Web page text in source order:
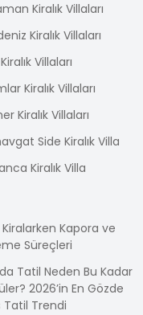
Kiralık Villaları
Kiralık Villaları
Villaları
Kiralık Villaları
Kiralık Villaları
Side Kiralık Villa
Kiralık Villa
Kiralarken Kapora ve
Süreçleri
Tatil Neden Bu Kadar
2026’in En Gözde
Tatil Trendi